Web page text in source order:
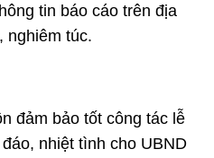
tin báo cáo trên địa
nghiêm túc.
đảm bảo tốt công tác lễ
nhiệt tình cho UBND